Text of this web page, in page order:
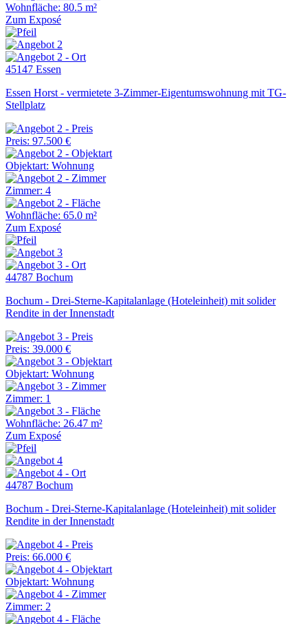
Wohnfläche: 80.5 m²
Zum Exposé
45147 Essen
Essen Horst - vermietete 3-Zimmer-Eigentumswohnung mit TG-
Stellplatz
Preis: 97.500 €
Objektart: Wohnung
Zimmer: 4
Wohnfläche: 65.0 m²
Zum Exposé
44787 Bochum
Bochum - Drei-Sterne-Kapitalanlage (Hoteleinheit) mit solider
Rendite in der Innenstadt
Preis: 39.000 €
Objektart: Wohnung
Zimmer: 1
Wohnfläche: 26.47 m²
Zum Exposé
44787 Bochum
Bochum - Drei-Sterne-Kapitalanlage (Hoteleinheit) mit solider
Rendite in der Innenstadt
Preis: 66.000 €
Objektart: Wohnung
Zimmer: 2